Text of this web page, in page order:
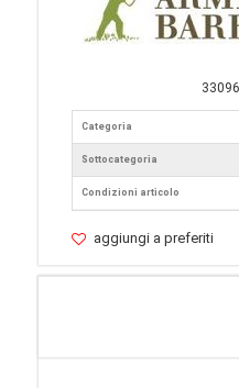
Categoria
Sottocategoria
Condizioni articolo
aggiungi a preferiti